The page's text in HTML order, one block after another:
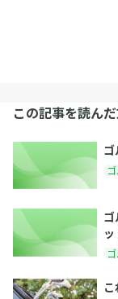
この記事を読ん